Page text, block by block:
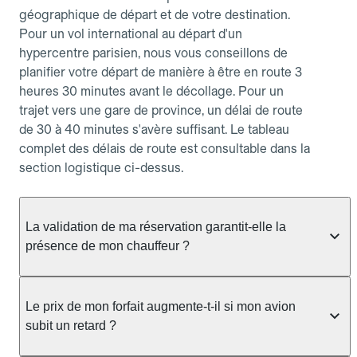
géographique de départ et de votre destination.
Pour un vol international au départ d'un
hypercentre parisien, nous vous conseillons de
planifier votre départ de manière à être en route 3
heures 30 minutes avant le décollage. Pour un
trajet vers une gare de province, un délai de route
de 30 à 40 minutes s'avère suffisant. Le tableau
complet des délais de route est consultable dans la
section logistique ci-dessus.
La validation de ma réservation garantit-elle la
présence de mon chauffeur ?
relation instantanée, Allocab attribue et confirme
un chauffeur partenaire précis dès la validation de
Le prix de mon forfait augmente-t-il si mon avion
subit un retard ?